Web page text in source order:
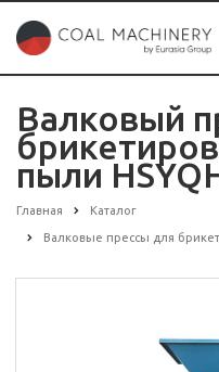
Валковый
пыли
Главная Каталог
Валковые прессы для